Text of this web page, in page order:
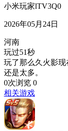
小米玩家lTV3Q0
2026年05月24日
河南
玩过51秒
玩了那么久火影
还是太多。
0次浏览 0
相关游戏